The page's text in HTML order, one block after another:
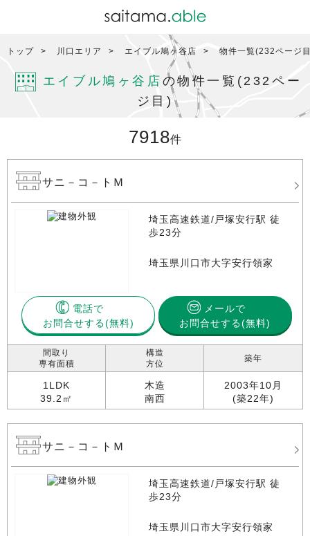
トップ 川口エリア エイブル鳩ヶ谷店 物件一覧(232ページ
エイブル鳩ヶ谷店 の物件一覧(232ペー
ジ目)
7918件
サニ－コ－トＭ
埼玉高速鉄道/戸塚安行駅 徒
歩23分
埼玉県川口市大字安行領家
電話で
お問合せする
メールで
お問合せする(無料)
間取り
専有面積
1LDK
39.2㎡
構造
方位
木造
南西
築年
2003年10月
(築22年)
サニ－コ－トＭ
埼玉高速鉄道/戸塚安行駅 徒
歩23分
埼玉県川口市大字安行領家